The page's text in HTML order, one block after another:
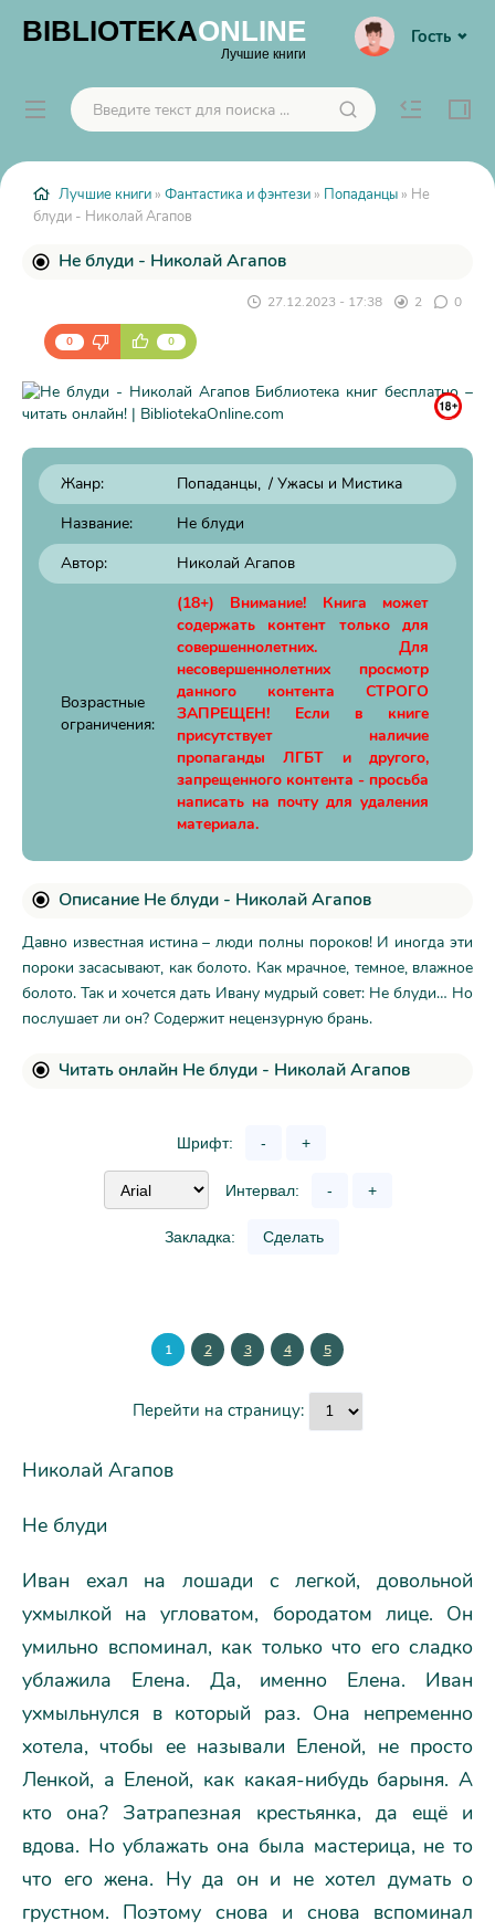
BIBLIOTEKAONLINE
Лучшие книги
Гость
Лучшие книги » Фантастика и фэнтези » Попаданцы » Не
блуди - Николай Агапов
Не блуди - Николай Агапов
27.12.2023 - 17:38 2 0
0 0
Жанр: Попаданцы / Ужасы и Мистика
Название:
Не блуди
Автор:
Николай Агапов
Возрастные
ограничения:
(18+) Внимание! Книга может
содержать контент только для
совершеннолетних. Для
несовершеннолетних просмотр
данного контента СТРОГО
ЗАПРЕЩЕН! Если в книге
присутствует наличие
пропаганды ЛГБТ и другого,
запрещенного контента - просьба
написать на почту для удаления
материала.
Описание Не блуди - Николай Агапов
Давно известная истина – люди полны пороков! И иногда эти
пороки засасывают, как болото. Как мрачное, темное, влажное
болото. Так и хочется дать Ивану мудрый совет: Не блуди… Но
послушает ли он? Содержит нецензурную брань.
Читать онлайн Не блуди - Николай Агапов
Шрифт: - +
Интервал: - +
Закладка: Сделать
1 2 3 4 5
Перейти на страницу:
Николай Агапов
Не блуди
Иван ехал на лошади с легкой, довольной
ухмылкой на угловатом, бородатом лице. Он
умильно вспоминал, как только что его сладко
ублажила Елена. Да, именно Елена. Иван
ухмыльнулся в который раз. Она непременно
хотела, чтобы ее называли Еленой, не просто
Ленкой, а Еленой, как какая-нибудь барыня. А
кто она? Затрапезная крестьянка, да ещё и
вдова. Но ублажать она была мастерица, не то
что его жена. Ну да он и не хотел думать о
грустном. Поэтому снова и снова вспоминал